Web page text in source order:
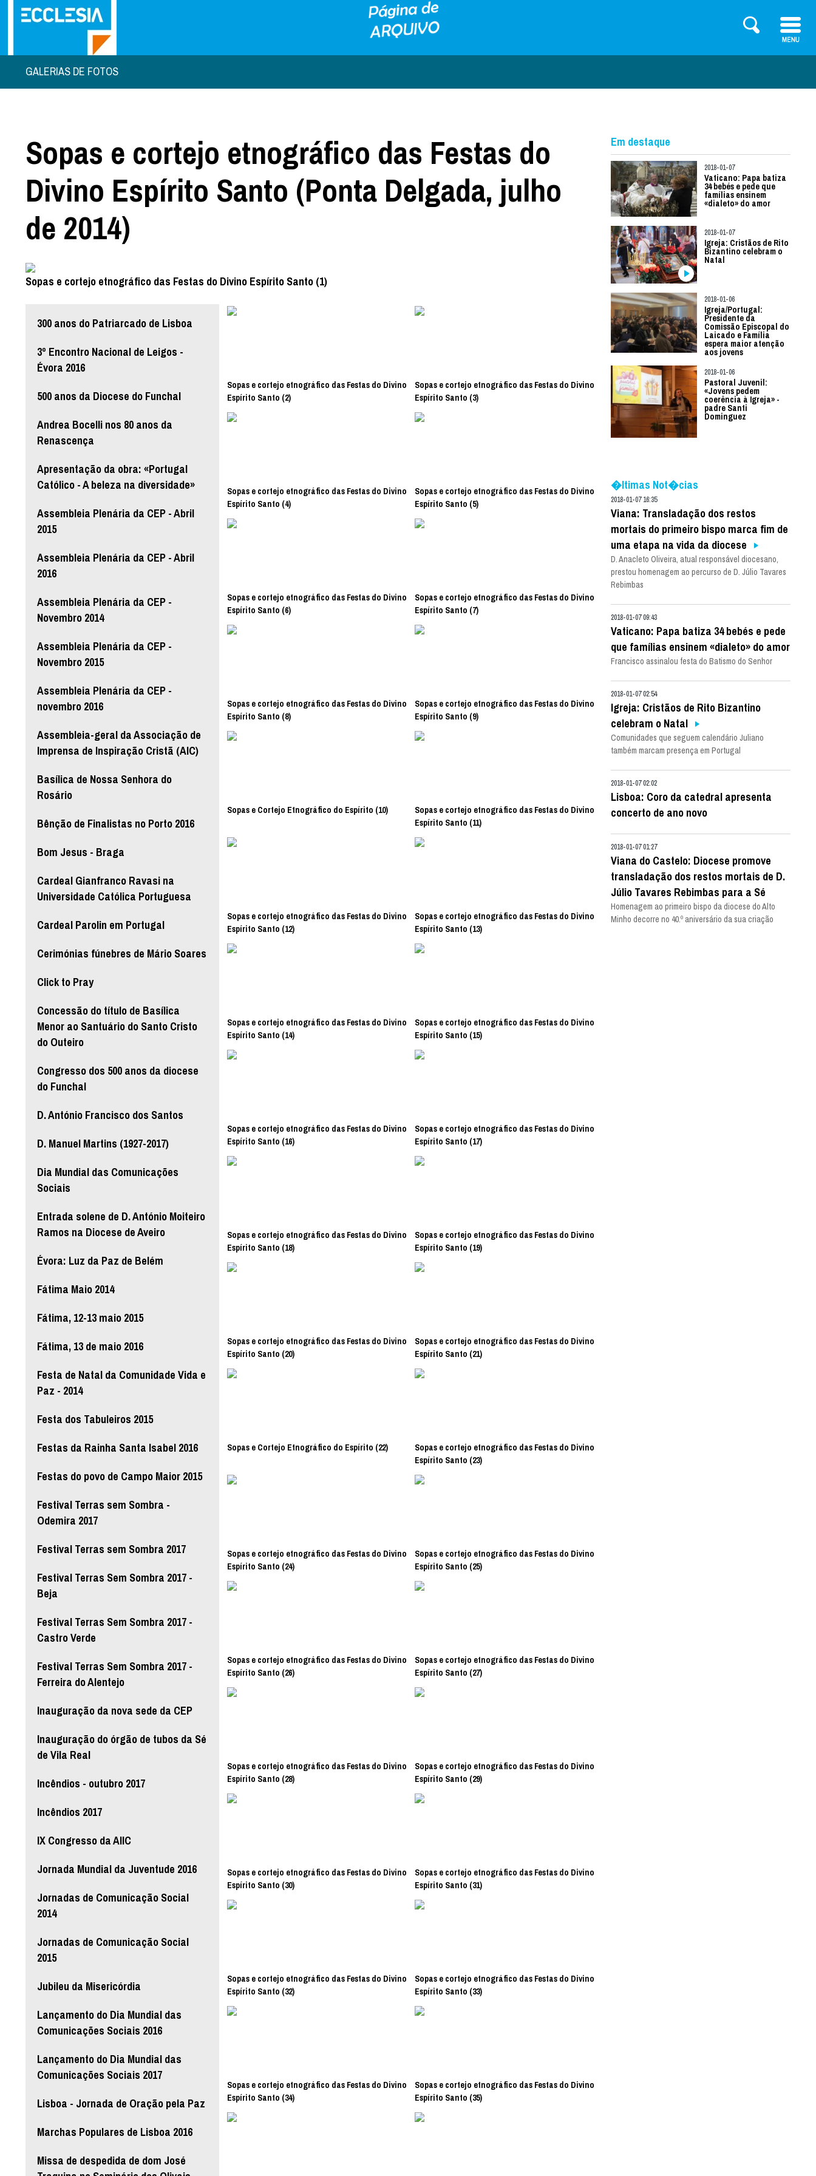
GALERIAS DE FOTOS
Sopas e cortejo etnográfico das Festas do
Divino Espírito Santo (Ponta Delgada, julho
de 2014)
Sopas e cortejo etnográfico das Festas do Divino Espírito Santo (1)
300 anos do Patriarcado de Lisboa
3º Encontro Nacional de Leigos -
Évora 2016
500 anos da Diocese do Funchal
Andrea Bocelli nos 80 anos da
Renascença
Apresentação da obra: «Portugal
Católico - A beleza na diversidade»
Assembleia Plenária da CEP - Abril
2015
Assembleia Plenária da CEP - Abril
2016
Assembleia Plenária da CEP -
Novembro 2014
Assembleia Plenária da CEP -
Novembro 2015
Assembleia Plenária da CEP -
novembro 2016
Assembleia-geral da Associação de
Imprensa de Inspiração Cristã (AIC)
Basílica de Nossa Senhora do
Rosário
Bênção de Finalistas no Porto 2016
Bom Jesus - Braga
Cardeal Gianfranco Ravasi na
Universidade Católica Portuguesa
Cardeal Parolin em Portugal
Cerimónias fúnebres de Mário Soares
Click to Pray
Concessão do título de Basílica
Menor ao Santuário do Santo Cristo
do Outeiro
Congresso dos 500 anos da diocese
do Funchal
D. António Francisco dos Santos
D. Manuel Martins (1927-2017)
Dia Mundial das Comunicações
Sociais
Entrada solene de D. António Moiteiro
Ramos na Diocese de Aveiro
Évora: Luz da Paz de Belém
Fátima Maio 2014
Fátima, 12-13 maio 2015
Fátima, 13 de maio 2016
Festa de Natal da Comunidade Vida e
Paz - 2014
Festa dos Tabuleiros 2015
Festas da Rainha Santa Isabel 2016
Festas do povo de Campo Maior 2015
Festival Terras sem Sombra -
Odemira 2017
Festival Terras sem Sombra 2017
Festival Terras Sem Sombra 2017 -
Beja
Festival Terras Sem Sombra 2017 -
Castro Verde
Festival Terras Sem Sombra 2017 -
Ferreira do Alentejo
Inauguração da nova sede da CEP
Inauguração do órgão de tubos da Sé
de Vila Real
Incêndios - outubro 2017
Incêndios 2017
IX Congresso da AIIC
Jornada Mundial da Juventude 2016
Jornadas de Comunicação Social
2014
Jornadas de Comunicação Social
2015
Jubileu da Misericórdia
Lançamento do Dia Mundial das
Comunicações Sociais 2016
Lançamento do Dia Mundial das
Comunicações Sociais 2017
Lisboa - Jornada de Oração pela Paz
Marchas Populares de Lisboa 2016
Missa de despedida de dom José
Sopas e cortejo etnográfico das Festas do Divino
Espírito Santo (2)
Sopas e cortejo etnográfico das Festas do Divino
Espírito Santo (3)
Sopas e cortejo etnográfico das Festas do Divino
Espírito Santo (4)
Sopas e cortejo etnográfico das Festas do Divino
Espírito Santo (5)
Sopas e cortejo etnográfico das Festas do Divino
Espírito Santo (6)
Sopas e cortejo etnográfico das Festas do Divino
Espírito Santo (7)
Sopas e cortejo etnográfico das Festas do Divino
Espírito Santo (8)
Sopas e cortejo etnográfico das Festas do Divino
Espírito Santo (9)
Sopas e Cortejo Etnográfico do Espírito (10)
Sopas e cortejo etnográfico das Festas do Divino
Espírito Santo (11)
Sopas e cortejo etnográfico das Festas do Divino
Espírito Santo (12)
Sopas e cortejo etnográfico das Festas do Divino
Espírito Santo (13)
Sopas e cortejo etnográfico das Festas do Divino
Espírito Santo (14)
Sopas e cortejo etnográfico das Festas do Divino
Espírito Santo (15)
Sopas e cortejo etnográfico das Festas do Divino
Espírito Santo (16)
Sopas e cortejo etnográfico das Festas do Divino
Espírito Santo (17)
Sopas e cortejo etnográfico das Festas do Divino
Espírito Santo (18)
Sopas e cortejo etnográfico das Festas do Divino
Espírito Santo (19)
Sopas e cortejo etnográfico das Festas do Divino
Espírito Santo (20)
Sopas e cortejo etnográfico das Festas do Divino
Espírito Santo (21)
Sopas e Cortejo Etnográfico do Espírito (22)
Sopas e cortejo etnográfico das Festas do Divino
Espírito Santo (23)
Sopas e cortejo etnográfico das Festas do Divino
Espírito Santo (24)
Sopas e cortejo etnográfico das Festas do Divino
Espírito Santo (25)
Sopas e cortejo etnográfico das Festas do Divino
Espírito Santo (26)
Sopas e cortejo etnográfico das Festas do Divino
Espírito Santo (27)
Sopas e cortejo etnográfico das Festas do Divino
Espírito Santo (28)
Sopas e cortejo etnográfico das Festas do Divino
Espírito Santo (29)
Sopas e cortejo etnográfico das Festas do Divino
Espírito Santo (30)
Sopas e cortejo etnográfico das Festas do Divino
Espírito Santo (31)
Sopas e cortejo etnográfico das Festas do Divino
Espírito Santo (32)
Sopas e cortejo etnográfico das Festas do Divino
Espírito Santo (33)
Sopas e cortejo etnográfico das Festas do Divino
Espírito Santo (34)
Sopas e cortejo etnográfico das Festas do Divino
Espírito Santo (35)
Em destaque
2018-01-07
Vaticano: Papa batiza
34 bebés e pede que
famílias ensinem
«dialeto» do amor
2018-01-07
Igreja: Cristãos de Rito
Bizantino celebram o
Natal
2018-01-06
Igreja/Portugal:
Presidente da
Comissão Episcopal do
Laicado e Família
espera maior atenção
aos jovens
2018-01-06
Pastoral Juvenil:
«Jovens pedem
coerência à Igreja» -
padre Santi
Dominguez
�ltimas Not�cias
2018-01-07 16:35
Viana: Transladação dos restos
mortais do primeiro bispo marca fim de
uma etapa na vida da diocese
D. Anacleto Oliveira, atual responsável diocesano,
prestou homenagem ao percurso de D. Júlio Tavares
Rebimbas
2018-01-07 09:43
Vaticano: Papa batiza 34 bebés e pede
que famílias ensinem «dialeto» do amor
Francisco assinalou festa do Batismo do Senhor
2018-01-07 02:54
Igreja: Cristãos de Rito Bizantino
celebram o Natal
Comunidades que seguem calendário Juliano
também marcam presença em Portugal
2018-01-07 02:02
Lisboa: Coro da catedral apresenta
concerto de ano novo
2018-01-07 01:27
Viana do Castelo: Diocese promove
transladação dos restos mortais de D.
Júlio Tavares Rebimbas para a Sé
Homenagem ao primeiro bispo da diocese do Alto
Minho decorre no 40.º aniversário da sua criação